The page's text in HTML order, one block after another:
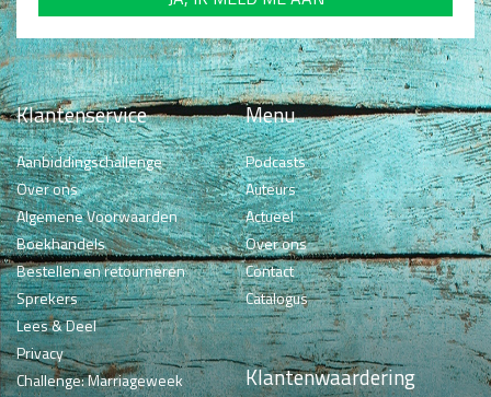
Klantenservice
Aanbiddingschallenge
Over ons
Algemene Voorwaarden
Boekhandels
Bestellen en retourneren
Sprekers
Lees & Deel
Privacy
Challenge: Marriageweek
Menu
Podcasts
Auteurs
Actueel
Over ons
Contact
Catalogus
Klantenwaardering